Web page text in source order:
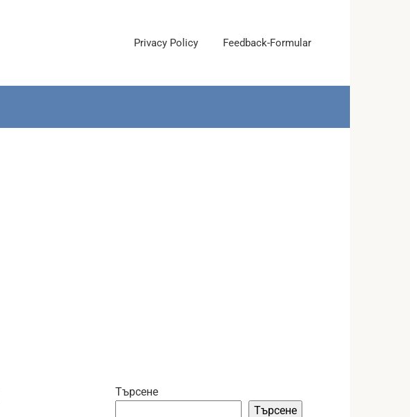
Privacy Policy Feedback-Formular
Търсене
Търсене